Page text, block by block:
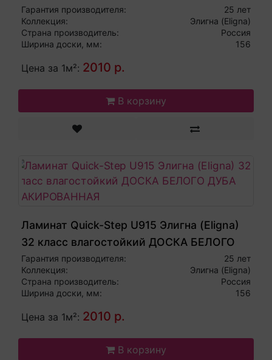
ИНТЕНСИВНЫЙ
Гарантия производителя:
25 лет
Коллекция:
Элигна (Eligna)
Страна производитель:
Россия
Ширина доски, мм:
156
Цена за 1м²: 2010 р.
В корзину
Ламинат Quick-Step U915 Элигна (Eligna)
32 класс влагостойкий ДОСКА БЕЛОГО
ДУБА ЛАКИРОВАННАЯ
Гарантия производителя:
25 лет
Коллекция:
Элигна (Eligna)
Страна производитель:
Россия
Ширина доски, мм:
156
Цена за 1м²: 2010 р.
В корзину